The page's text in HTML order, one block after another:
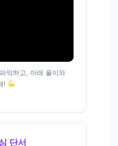
악하고, 아래 풀이와
!
단서